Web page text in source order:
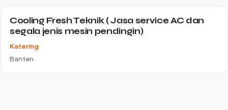
Cooling Fresh Teknik ( Jasa service AC dan
segala jenis mesin pendingin)
Katering
Banten